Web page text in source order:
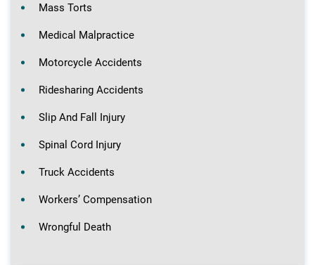
Mass Torts
Medical Malpractice
Motorcycle Accidents
Ridesharing Accidents
Slip And Fall Injury
Spinal Cord Injury
Truck Accidents
Workers’ Compensation
Wrongful Death